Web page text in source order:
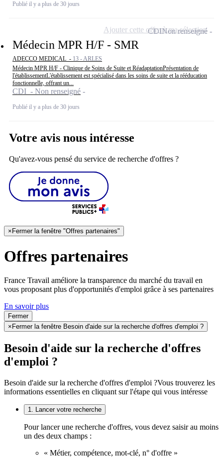
Publié il y a plus de 30 jours
Médecin MPR H/F - SMR
ADECCO MEDICAL - 13 - ARLES
Médecin MPR H/F - Clinique de Soins de Suite et RéadaptationPrésentation de
l'établissementL'établissement est spécialisé dans les soins de suite et la rééducation
fonctionnelle, offrant un...
CDI - Non renseigné
Publié il y a plus de 30 jours
CDINon renseigné
Ajouter cette offre à ma sélection
Votre avis nous intéresse
Qu'avez-vous pensé du service de recherche d'offres ?
× Fermer la fenêtre "Offres partenaires"
Offres partenaires
France Travail améliore la transparence du marché du travail en
vous proposant plus d'opportunités d'emploi grâce à ses partenaires
En savoir plus
Fermer
× Fermer la fenêtre Besoin d'aide sur la recherche d'offres d'emploi ?
Besoin d'aide sur la recherche d'offres
d'emploi ?
Besoin d'aide sur la recherche d'offres d'emploi ?Vous trouverez les
informations essentielles en cliquant sur l'étape qui vous intéresse
1. Lancer votre recherche
Pour lancer une recherche d'offres, vous devez saisir au moins
un des deux champs :
« Métier, compétence, mot-clé, n° d'offre »